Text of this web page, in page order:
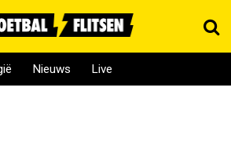
Nieuws Live